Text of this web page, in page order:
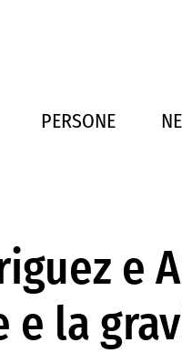
PERSONE
e
e la